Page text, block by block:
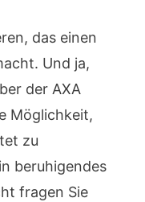
das einen
Und ja,
der AXA
Möglichkeit,
zu
beruhigendes
fragen Sie